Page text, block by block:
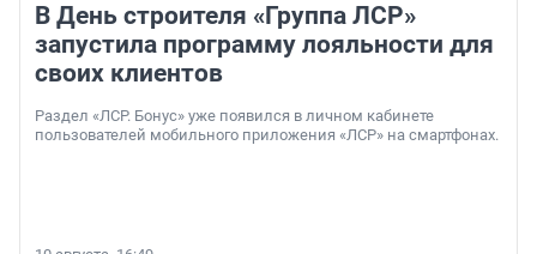
В День строителя «Группа ЛСР»
запустила программу лояльности для
своих клиентов
Раздел «ЛСР. Бонус» уже появился в личном кабинете
пользователей мобильного приложения «ЛСР» на смартфонах.